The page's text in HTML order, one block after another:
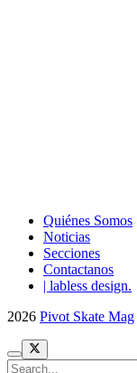
Quiénes Somos
Noticias
Secciones
Contactanos
| labless design.
2026 Pivot Skate Mag